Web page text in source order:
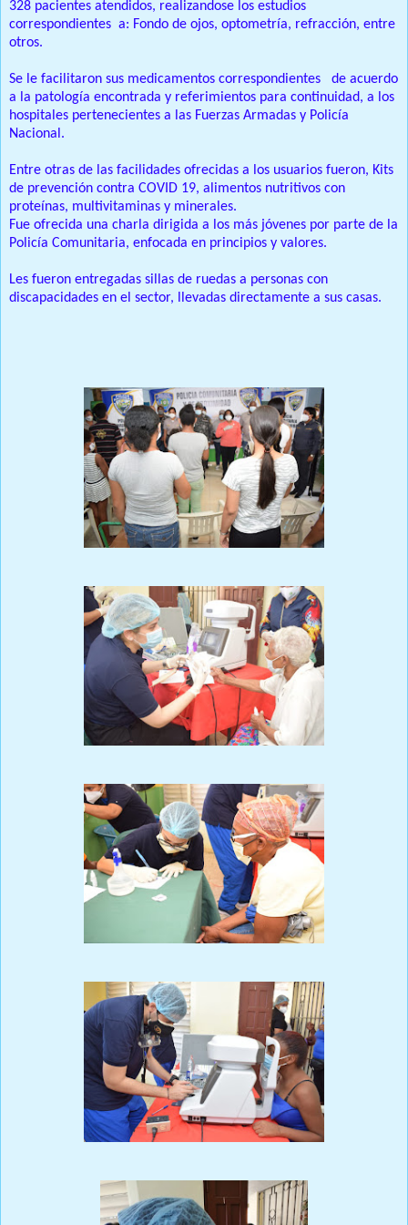
328 pacientes atendidos, realizandose los estudios
correspondientes a: Fondo de ojos, optometría, refracción, entre
otros.
Se le facilitaron sus medicamentos correspondientes de acuerdo
a la patología encontrada y referimientos para continuidad, a los
hospitales pertenecientes a las Fuerzas Armadas y Policía
Nacional.
Entre otras de las facilidades ofrecidas a los usuarios fueron, Kits
de prevención contra COVID 19, alimentos nutritivos con
proteínas, multivitaminas y minerales.
Fue ofrecida una charla dirigida a los más jóvenes por parte de la
Policía Comunitaria, enfocada en principios y valores.
Les fueron entregadas sillas de ruedas a personas con
discapacidades en el sector, llevadas directamente a sus casas.